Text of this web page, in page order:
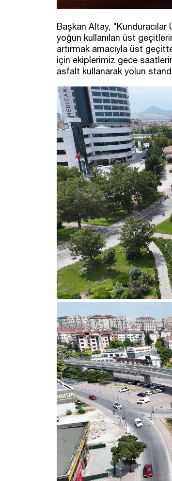
Başkan Altay, "Kunduracılar
yoğun kullanılan üst
artırmak amacıyla üst
için ekiplerimiz gece
asfalt kullanarak yolun